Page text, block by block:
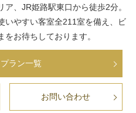
、JR姫路駅東口から徒歩2分。
いやすい客室全211室を備え、ビ
お待ちしております。
ラン一覧
お問い合わせ